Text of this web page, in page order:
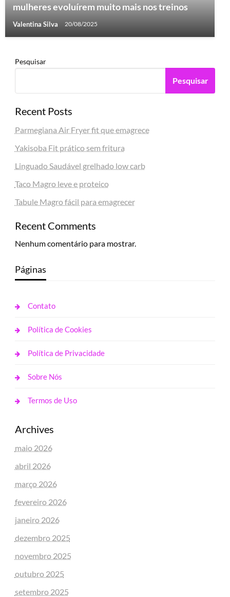
mulheres evoluírem muito mais nos treinos
Valentina Silva 20/08/2025
Pesquisar
Pesquisar
Recent Posts
Parmegiana Air Fryer fit que emagrece
Yakisoba Fit prático sem fritura
Linguado Saudável grelhado low carb
Taco Magro leve e proteico
Tabule Magro fácil para emagrecer
Recent Comments
Nenhum comentário para mostrar.
Páginas
Contato
Política de Cookies
Política de Privacidade
Sobre Nós
Termos de Uso
Archives
maio 2026
abril 2026
março 2026
fevereiro 2026
janeiro 2026
dezembro 2025
novembro 2025
outubro 2025
setembro 2025